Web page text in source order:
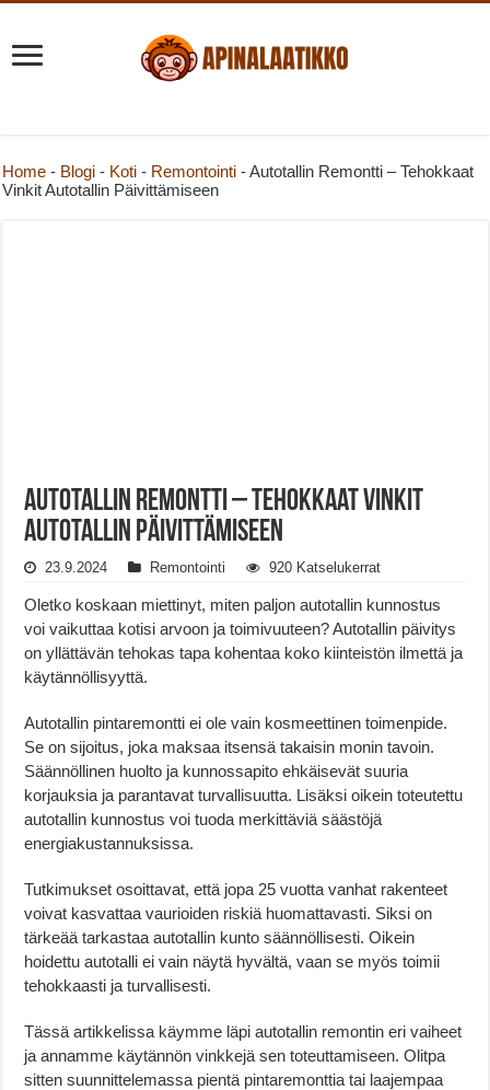
Home - Blogi - Koti - Remontointi -Autotallin Remontti – Tehokkaat
Vinkit Autotallin Päivittämiseen
Autotallin Remontti – Tehokkaat Vinkit
Autotallin Päivittämiseen
23.9.2024 Remontointi 920 Katselukerrat
Oletko koskaan miettinyt, miten paljon autotallin kunnostus
voi vaikuttaa kotisi arvoon ja toimivuuteen? Autotallin päivitys
on yllättävän tehokas tapa kohentaa koko kiinteistön ilmettä ja
käytännöllisyyttä.
Autotallin pintaremontti ei ole vain kosmeettinen toimenpide.
Se on sijoitus, joka maksaa itsensä takaisin monin tavoin.
Säännöllinen huolto ja kunnossapito ehkäisevät suuria
korjauksia ja parantavat turvallisuutta. Lisäksi oikein toteutettu
autotallin kunnostus voi tuoda merkittäviä säästöjä
energiakustannuksissa.
Tutkimukset osoittavat, että jopa 25 vuotta vanhat rakenteet
voivat kasvattaa vaurioiden riskiä huomattavasti. Siksi on
tärkeää tarkastaa autotallin kunto säännöllisesti. Oikein
hoidettu autotalli ei vain näytä hyvältä, vaan se myös toimii
tehokkaasti ja turvallisesti.
Tässä artikkelissa käymme läpi autotallin remontin eri vaiheet
ja annamme käytännön vinkkejä sen toteuttamiseen. Olitpa
sitten suunnittelemassa pientä pintaremonttia tai laajempaa